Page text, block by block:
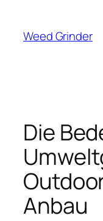
springen
Weed Grinder
Die
Anbau